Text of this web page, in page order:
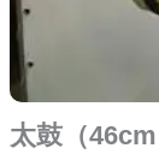
太鼓（46cm